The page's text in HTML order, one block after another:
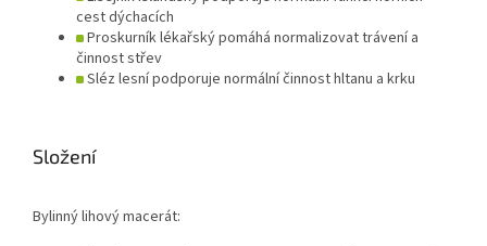
cest dýchacích
Proskurník lékařský pomáhá normalizovat trávení a
činnost střev
Sléz lesní podporuje normální činnost hltanu a krku
Složení
Bylinný lihový macerát: